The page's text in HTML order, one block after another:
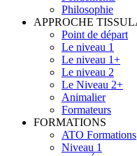
Philosophie
APPROCHE
Point de départ
Le niveau 1
Le niveau 1+
Le niveau 2
Le Niveau 2+
Animalier
Formateurs
FORMATIONS
ATO Formations
Niveau 1